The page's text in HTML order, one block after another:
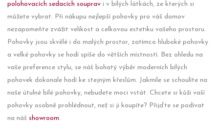
polohovacích sedacích souprav i v bílých látkách, ze kterých si
můžete vybrat. Při nákupu nejlepší pohovky pro váš domov
nezapomeňte zvážit velikost a celkovou estetiku vašeho prostoru.
Pohovky jsou skvělé i do malých prostor, zatímco hluboké pohovky
a velké pohovky se hodí spíše do větších místností. Bez ohledu na
vaše preference stylu, se náš bohatý výběr moderních bílých
pohovek dokonale hodí ke stejným křeslům. Jakmile se schoulíte na
naše útulné bílé pohovky, nebudete moci vstát. Chcete si kůži vaší
pohovky osobně prohlédnout, než si ji koupíte? Přijďte se podívat
na náš showroom.